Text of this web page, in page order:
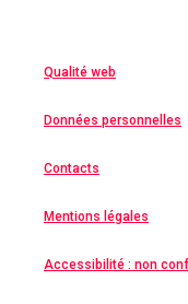
Qualité web
Données personnelles
Contacts
Mentions légales
Accessibilité : non